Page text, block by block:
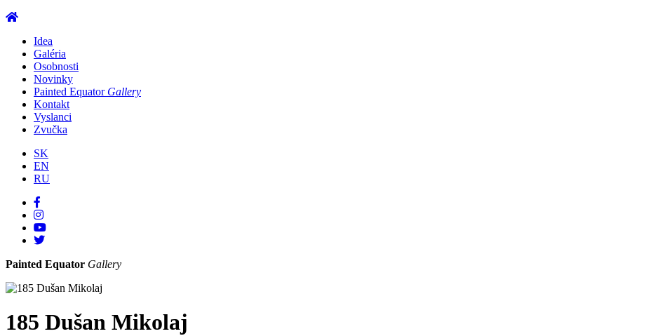
Idea
Galéria
Osobnosti
Novinky
Painted Equator Gallery
Kontakt
Vyslanci
Zvučka
SK
EN
RU
Painted Equator Gallery
185 Dušan Mikolaj